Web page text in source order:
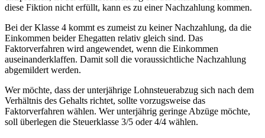
diese Fiktion nicht erfüllt, kann es zu einer Nachzahlung kommen.
Bei der Klasse 4 kommt es zumeist zu keiner Nachzahlung, da die
Einkommen beider Ehegatten relativ gleich sind. Das
Faktorverfahren wird angewendet, wenn die Einkommen
auseinanderklaffen. Damit soll die voraussichtliche Nachzahlung
abgemildert werden.
Wer möchte, dass der unterjährige Lohnsteuerabzug sich nach dem
Verhältnis des Gehalts richtet, sollte vorzugsweise das
Faktorverfahren wählen. Wer unterjährig geringe Abzüge möchte,
soll überlegen die Steuerklasse 3/5 oder 4/4 wählen.